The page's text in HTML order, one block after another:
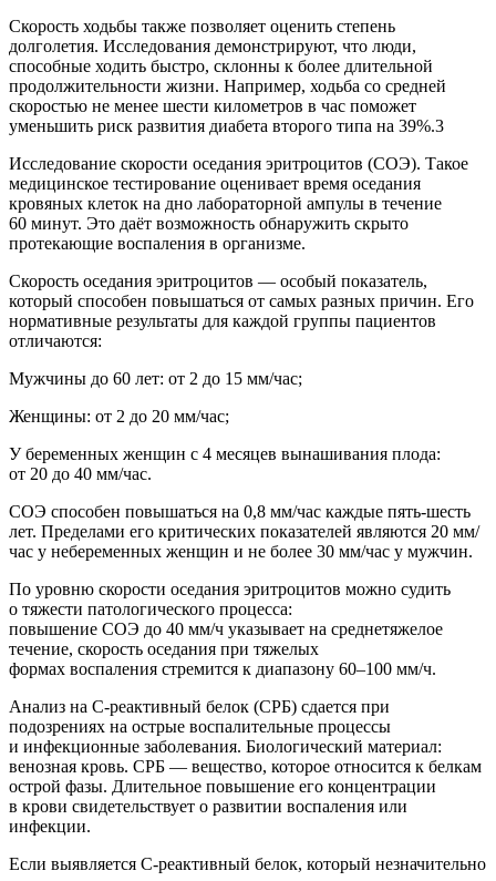
Скорость ходьбы также позволяет оценить степень
долголетия. Исследования демонстрируют, что люди,
способные ходить быстро, склонны к более длительной
продолжительности жизни. Например, ходьба со средней
скоростью не менее шести километров в час поможет
уменьшить риск развития диабета второго типа на 39%.3
Исследование скорости оседания эритроцитов (СОЭ). Такое
медицинское тестирование оценивает время оседания
кровяных клеток на дно лабораторной ампулы в течение
60 минут. Это даёт возможность обнаружить скрыто
протекающие воспаления в организме.
Скорость оседания эритроцитов — особый показатель,
который способен повышаться от самых разных причин. Его
нормативные результаты для каждой группы пациентов
отличаются:
Мужчины до 60 лет: от 2 до 15 мм/час;
Женщины: от 2 до 20 мм/час;
У беременных женщин с 4 месяцев вынашивания плода:
от 20 до 40 мм/час.
СОЭ способен повышаться на 0,8 мм/час каждые пять-шесть
лет. Пределами его критических показателей являются 20 мм/
час у небеременных женщин и не более 30 мм/час у мужчин.
По уровню скорости оседания эритроцитов можно судить
о тяжести патологического процесса:
повышение СОЭ до 40 мм/ч указывает на среднетяжелое
течение, скорость оседания при тяжелых
формах воспаления стремится к диапазону 60–100 мм/ч.
Анализ на С-реактивный белок (СРБ) сдается при
подозрениях на острые воспалительные процессы
и инфекционные заболевания. Биологический материал:
венозная кровь. СРБ — вещество, которое относится к белкам
острой фазы. Длительное повышение его концентрации
в крови свидетельствует о развитии воспаления или
инфекции.
Если выявляется С-реактивный белок, который незначительно